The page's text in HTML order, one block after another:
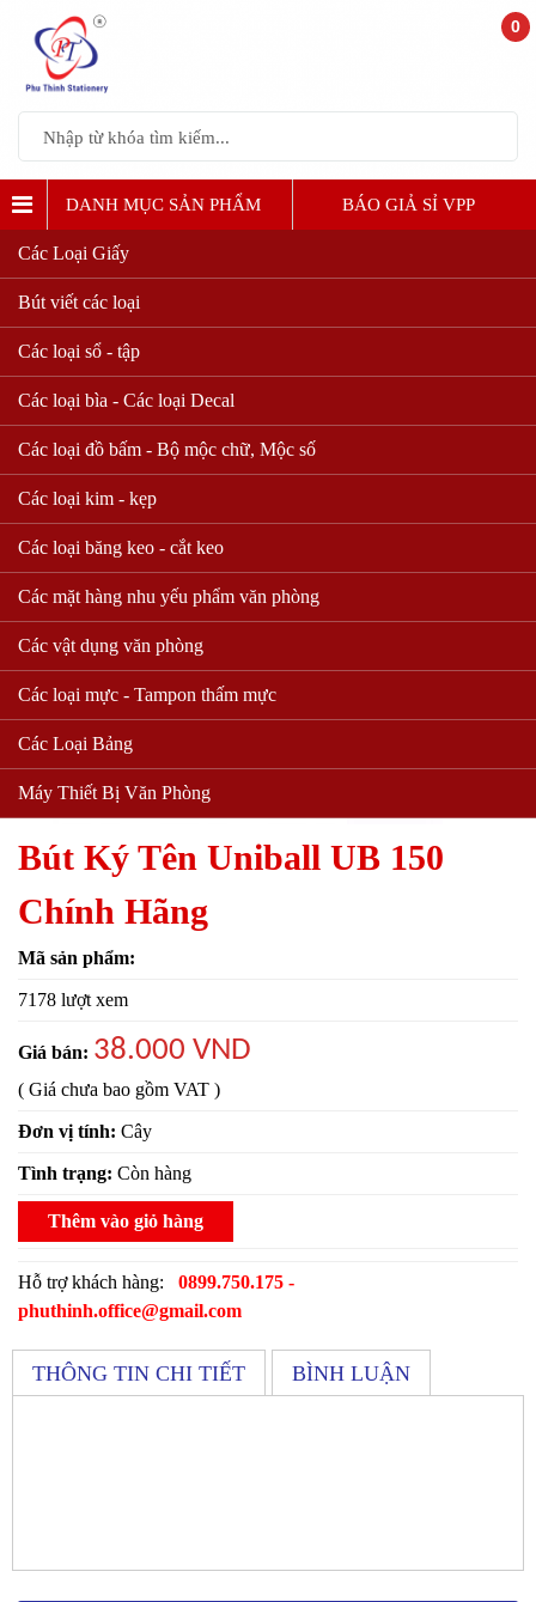
DANH MỤC SẢN PHẨM BÁO GIẢ SỈ VPP
Các Loại Giấy
Bút viết các loại
Các loại sổ - tập
Các loại bìa - Các loại Decal
Các loại đồ bấm - Bộ mộc chữ, Mộc số
Các loại kim - kẹp
Các loại băng keo - cắt keo
Các mặt hàng nhu yếu phẩm văn phòng
Các vật dụng văn phòng
Các loại mực - Tampon thấm mực
Các Loại Bảng
Máy Thiết Bị Văn Phòng
Bút Ký Tên Uniball UB 150
Chính Hãng
Mã sản phẩm:
7178 lượt xem
Giá bán: 38.000 VND
( Giá chưa bao gồm VAT )
Đơn vị tính: Cây
Tình trạng: Còn hàng
Thêm vào giỏ hàng
Hỗ trợ khách hàng: 0899.750.175 -
phuthinh.office@gmail.com
THÔNG TIN CHI TIẾT BÌNH LUẬN
0